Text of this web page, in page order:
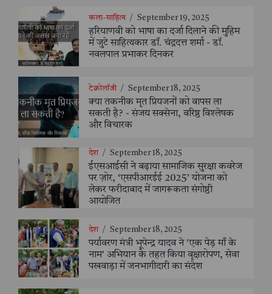
कला-साहित्य / September 19, 2025
हरियाणवी को भाषा का दर्जा दिलाने की मुहिम
में जुटे साहित्यकार डॉ. चंद्रदत्त शर्मा - डॉ.
नवलपाल प्रभाकर दिनकर
टेक्नोलॉजी / September 18, 2025
क्या तकनीक मृत प्रियजनों को वापस ला
सकती है? - संजय सक्सेना, वरिष्ठ विश्लेषक
और विचारक
देश / September 18, 2025
ईएसआईसी ने बढ़ाया सामाजिक सुरक्षा कवरेज
पर ज़ोर, ‘एसपीआरईई 2025’ योजना को
लेकर फरीदाबाद में जागरूकता संगोष्ठी
आयोजित
देश / September 18, 2025
पर्यावरण मंत्री भूपेन्द्र यादव ने 'एक पेड़ माँ के
नाम' अभियान के तहत किया वृक्षारोपण, सेवा
पखवाड़ा में जनभागीदारी का संदेश